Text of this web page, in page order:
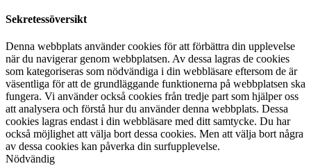
Sekretessöversikt
Denna webbplats använder cookies för att förbättra din upplevelse
när du navigerar genom webbplatsen. Av dessa lagras de cookies
som kategoriseras som nödvändiga i din webbläsare eftersom de är
väsentliga för att de grundläggande funktionerna på webbplatsen ska
fungera. Vi använder också cookies från tredje part som hjälper oss
att analysera och förstå hur du använder denna webbplats. Dessa
cookies lagras endast i din webbläsare med ditt samtycke. Du har
också möjlighet att välja bort dessa cookies. Men att välja bort några
av dessa cookies kan påverka din surfupplevelse.
Nödvändig